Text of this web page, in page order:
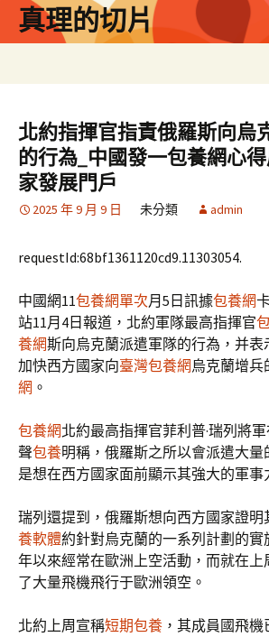
真理的切片
北約指揮官指責俄羅斯向烏
的行為_中國發一包養網心
家發展門戶
2025 年 9 月 9 日 未分類 admin
requestId:68bf1361120cd9.11303054.
中國網11包養網單次月5日訊據包養網
站11月4日報道，北約軍隊最高指揮官
養網斯向烏克蘭派遣軍隊的行為，并
加快西方國家向臺灣包養網烏克蘭增兵
網 。
包養網北約最高指揮官菲利普·瑞列將
聲包養明稱，俄羅斯之所以會派遣大量
是想在西方國家面前顯示其強大的軍事
瑞列還提到，俄羅斯想向西方國家證明
養軟體約針對烏克蘭的一系列計劃的
年以來經常在歐洲上空活動，而就在上
了大量飛機飛行于歐洲領空。
北約上周宣稱短期包養 ，其成員國飛